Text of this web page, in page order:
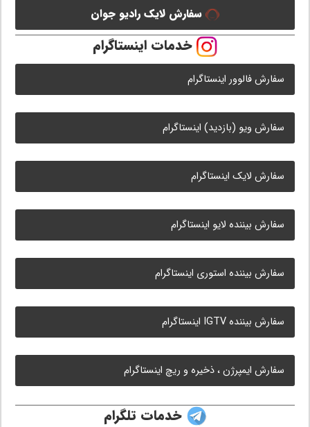
سفارش لایک رادیو جوان
خدمات اینستاگرام
سفارش فالوور اینستاگرام
سفارش ویو (بازدید) اینستاگرام
سفارش لایک اینستاگرام
سفارش بیننده لایو اینستاگرام
سفارش بیننده استوری اینستاگرام
سفارش بیننده IGTV اینستاگرام
سفارش ایمپرژن ، ذخیره و ریچ اینستاگرام
خدمات تلگرام